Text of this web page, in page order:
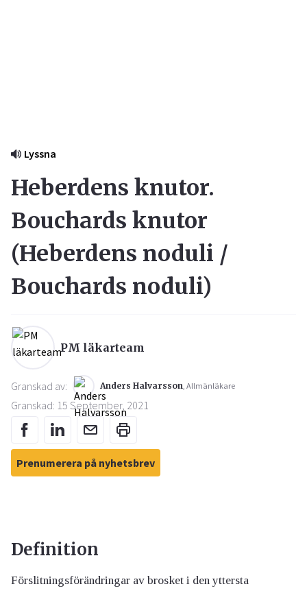
Lyssna
Heberdens knutor.
Bouchards knutor
(Heberdens noduli /
Bouchards noduli)
PM läkarteam
Granskad av: Anders Halvarsson, Allmänläkare
Granskad: 15 September, 2021
Prenumerera på nyhetsbrev
Definition
Förslitningsförändringar av brosket i den yttersta